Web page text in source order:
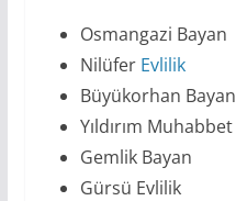
Osmangazi Bayan
Nilüfer Evlilik
Büyükorhan Bayan
Yıldırım Muhabbet
Gemlik Bayan
Gürsü Evlilik